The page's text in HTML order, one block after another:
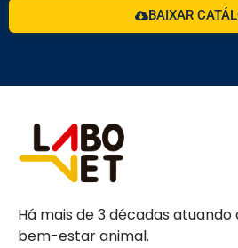
BAIXAR
Há mais de 3 décadas
bem-estar animal.